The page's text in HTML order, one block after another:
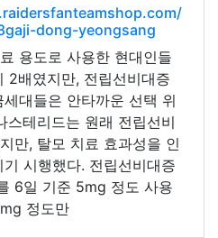
dong-yeongsang
용도로 사용한 현대인들
2배였지만, 전립선비대증
대들은 안타까운 선택 위
스테리드는 원래 전립선비
만, 탈모 치료 효과성을 인
시행했다. 전립선비대증
6일 기준 5mg 정도 사용
정도만